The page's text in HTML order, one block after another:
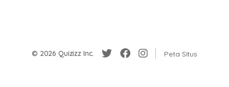
© 2026 Quizizz Inc. Peta Situs